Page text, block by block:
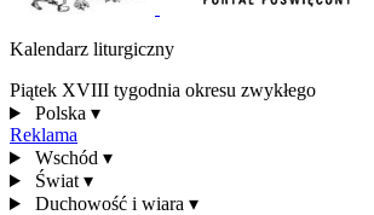
Kalendarz liturgiczny
Piątek XVIII tygodnia okresu zwykłego
Polska ▾
Reklama
Wschód ▾
Świat ▾
Duchowość i wiara ▾